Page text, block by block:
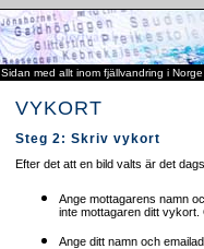
Sidan med allt inom fjällvandring i
VYKORT
Steg 2: Skriv vykort
Efter det att en bild valts är det
Ange mottagarens namn
inte mottagaren ditt
Ange ditt namn och